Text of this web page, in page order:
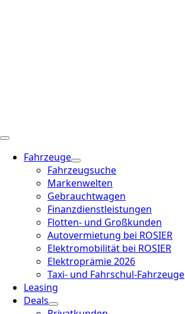
Fahrzeuge
Fahrzeugsuche
Markenwelten
Gebrauchtwagen
Finanzdienstleistungen
Flotten- und Großkunden
Autovermietung bei ROSIER
Elektromobilität bei ROSIER
Elektroprämie 2026
Taxi- und Fahrschul-Fahrzeuge
Leasing
Deals